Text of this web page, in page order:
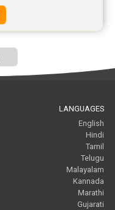
LANGUAGES
English
Hindi
Tamil
Telugu
Malayalam
Kannada
Marathi
Gujarati